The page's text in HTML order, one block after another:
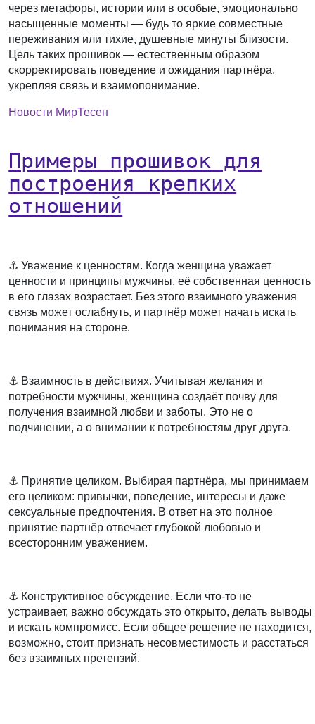
через метафоры, истории или в особые, эмоционально
насыщенные моменты — будь то яркие совместные
переживания или тихие, душевные минуты близости.
Цель таких прошивок — естественным образом
скорректировать поведение и ожидания партнёра,
укрепляя связь и взаимопонимание.
Новости МирТесен
Примеры прошивок для
построения крепких
отношений
⚓️Уважение к ценностям. Когда женщина уважает
ценности и принципы мужчины, её собственная ценность
в его глазах возрастает. Без этого взаимного уважения
связь может ослабнуть, и партнёр может начать искать
понимания на стороне.
⚓️ Взаимность в действиях. Учитывая желания и
потребности мужчины, женщина создаёт почву для
получения взаимной любви и заботы. Это не о
подчинении, а о внимании к потребностям друг друга.
⚓️ Принятие целиком. Выбирая партнёра, мы принимаем
его целиком: привычки, поведение, интересы и даже
сексуальные предпочтения. В ответ на это полное
принятие партнёр отвечает глубокой любовью и
всесторонним уважением.
⚓️ Конструктивное обсуждение. Если что-то не
устраивает, важно обсуждать это открыто, делать выводы
и искать компромисс. Если общее решение не находится,
возможно, стоит признать несовместимость и расстаться
без взаимных претензий.